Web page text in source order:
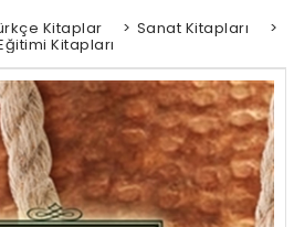
Kitaplar > Sanat Kitapları >
Kitapları